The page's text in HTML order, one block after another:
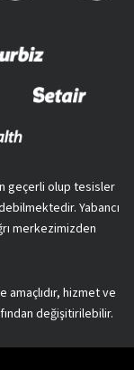
geçerli olup tesisler
Yabancı
merkezimizden
hizmet ve
değişitirilebilir.